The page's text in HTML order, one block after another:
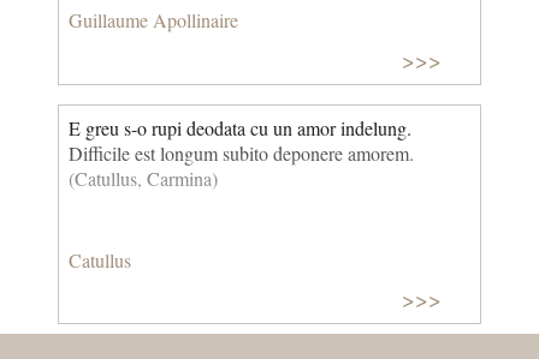
acum inainte. (Scrisori catre Lou) Scrisori adresate
Louisei de Coligny-Châtillon (aflata printre primii
aviatori francezi), obiectul iubirii pasionale a lui
Guillaume Apollinaire (pe care pictorita Marie
Laurencin o respinsese) și care i-a inspirat Poemele
pentru Lou. © CCC
Guillaume Apollinaire
>>>
E greu s-o rupi deodata cu un amor indelung.
Difficile est longum subito deponere amorem.
(Catullus, Carmina)
Catullus
>>>